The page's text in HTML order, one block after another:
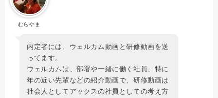
むらやま
内定者には、ウェルカム動画と研修動画を送
ってます。
ウェルカムは、部署や一緒に働く社員、特に
年の近い先輩などの紹介動画で、研修動画は
社会人としてアックスの社員としての考え方